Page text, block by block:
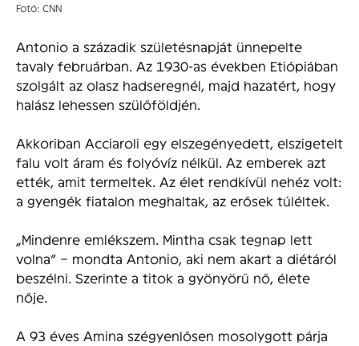
Fotó: CNN
Antonio a századik születésnapját ünnepelte
tavaly februárban. Az 1930-as években Etiópiában
szolgált az olasz hadseregnél, majd hazatért, hogy
halász lehessen szülőföldjén.
Akkoriban Acciaroli egy elszegényedett, elszigetelt
falu volt áram és folyóvíz nélkül. Az emberek azt
ették, amit termeltek. Az élet rendkívül nehéz volt:
a gyengék fiatalon meghaltak, az erősek túléltek.
„Mindenre emlékszem. Mintha csak tegnap lett
volna” – mondta Antonio, aki nem akart a diétáról
beszélni. Szerinte a titok a gyönyörű nő, élete
nője.
A 93 éves Amina szégyenlősen mosolygott párja